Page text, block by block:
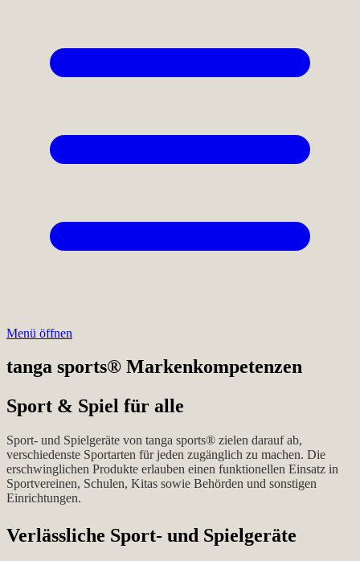
Menü öffnen
tanga sports® Markenkompetenzen
Sport & Spiel für alle
Sport- und Spielgeräte von tanga sports® zielen darauf ab,
verschiedenste Sportarten für jeden zugänglich zu machen. Die
erschwinglichen Produkte erlauben einen funktionellen Einsatz in
Sportvereinen, Schulen, Kitas sowie Behörden und sonstigen
Einrichtungen.
Verlässliche Sport- und Spielgeräte